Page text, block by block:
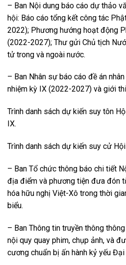
– Ban Nội dung báo cáo dự thảo
hội: Báo cáo tổng kết công tác
2022); Phương hướng hoạt động
(2022-2027); Thư gửi Chủ tịch
tử trong và ngoài nước.
– Ban Nhân sự báo cáo đề án
nhiệm kỳ IX (2022-2027) và giới
Trình danh sách dự kiến suy tôn
IX.
Trình danh sách dự kiến suy cử
– Ban Tổ chức thông báo chi tiết
địa điểm và phương tiện đưa đón
hóa hữu nghị Việt-Xô trong thời
biểu.
– Ban Thông tin truyền thông
nội quy quay phim, chụp ảnh, và
cương chuẩn bị ấn hành kỷ yếu Đại